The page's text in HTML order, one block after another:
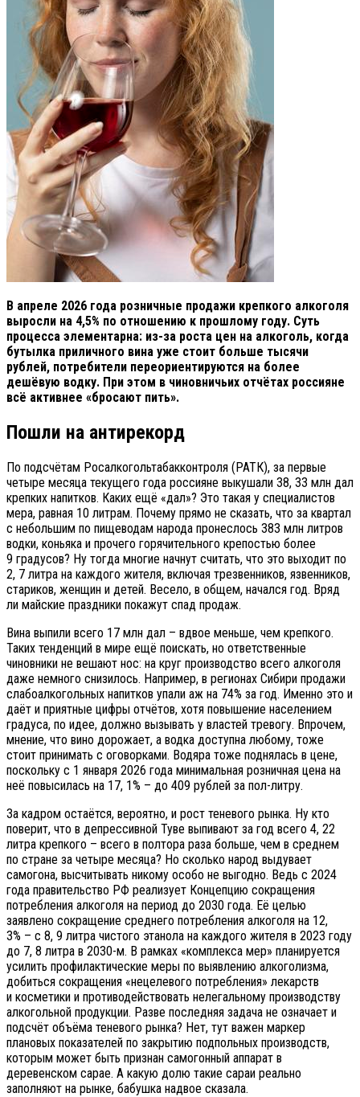
В апреле 2026 года розничные продажи крепкого алкоголя
выросли на 4,5% по отношению к прошлому году. Суть
процесса элементарна: из-за роста цен на алкоголь, когда
бутылка приличного вина уже стоит больше тысячи
рублей, потребители переориентируются на более
дешёвую водку. При этом в чиновничьих отчётах россияне
всё активнее «бросают пить».
Пошли на антирекорд
По подсчётам Росалкогольтабакконтроля (РАТК), за первые
четыре месяца текущего года россияне выкушали 38, 33 млн дал
крепких напитков. Каких ещё «дал»? Это такая у специалистов
мера, равная 10 литрам. Почему прямо не сказать, что за квартал
с небольшим по пищеводам народа пронеслось 383 млн литров
водки, коньяка и прочего горячительного крепостью более
9 градусов? Ну тогда многие начнут считать, что это выходит по
2, 7 литра на каждого жителя, включая трезвенников, язвенников,
стариков, женщин и детей. Весело, в общем, начался год. Вряд
ли майские праздники покажут спад продаж.
Вина выпили всего 17 млн дал – вдвое меньше, чем крепкого.
Таких тенденций в мире ещё поискать, но ответственные
чиновники не вешают нос: на круг производство всего алкоголя
даже немного снизилось. Например, в регионах Сибири продажи
слабоалкогольных напитков упали аж на 74% за год. Именно это и
даёт и приятные цифры отчётов, хотя повышение населением
градуса, по идее, должно вызывать у властей тревогу. Впрочем,
мнение, что вино дорожает, а водка доступна любому, тоже
стоит принимать с оговорками. Водяра тоже поднялась в цене,
поскольку с 1 января 2026 года минимальная розничная цена на
неё повысилась на 17, 1% – до 409 рублей за пол-литру.
За кадром остаётся, вероятно, и рост теневого рынка. Ну кто
поверит, что в депрессивной Туве выпивают за год всего 4, 22
литра крепкого – всего в полтора раза больше, чем в среднем
по стране за четыре месяца? Но сколько народ выдувает
самогона, высчитывать никому особо не выгодно. Ведь с 2024
года правительство РФ реализует Концепцию сокращения
потребления алкоголя на период до 2030 года. Её целью
заявлено сокращение среднего потребления алкоголя на 12,
3% – с 8, 9 литра чистого этанола на каждого жителя в 2023 году
до 7, 8 литра в 2030-м. В рамках «комплекса мер» планируется
усилить профилактические меры по выявлению алкоголизма,
добиться сокращения «нецелевого потребления» лекарств
и косметики и противодействовать нелегальному производству
алкогольной продукции. Разве последняя задача не означает и
подсчёт объёма теневого рынка? Нет, тут важен маркер
плановых показателей по закрытию подпольных производств,
которым может быть признан самогонный аппарат в
деревенском сарае. А какую долю такие сараи реально
заполняют на рынке, бабушка надвое сказала.